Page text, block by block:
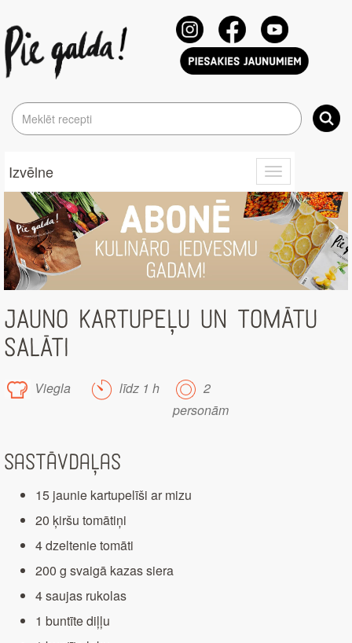
Toggle
navigation
Izvēlne
JAUNO KARTUPEĻU UN TOMĀTU
SALĀTI
Viegla līdz 1 h
2
personām
Sastāvdaļas
15 jaunie kartupelīši ar mizu
20 ķiršu tomātiņi
4 dzeltenie tomāti
200 g svaigā kazas siera
4 saujas rukolas
1 buntīte diļļu